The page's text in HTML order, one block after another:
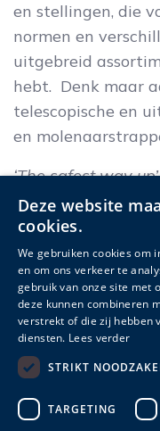
en stellingen, die
normen en
uitgebreid
hebt. Denk maar
telescopische en
en
‘The safest way up’
we kiezen
comfort! We
productkwaliteit
hoge
Kwaliteit en
professionele
huishoudelijke
Deze website
cookies.
We gebruiken cookies om
en om ons verkeer te
gebruik van onze site met
deze kunnen combineren
verstrekt of die zij hebben
diensten. Lees verder
STRIKT
TARGETING